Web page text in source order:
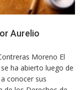
Aurelio
Moreno El
ha abierto luego de
conocer sus